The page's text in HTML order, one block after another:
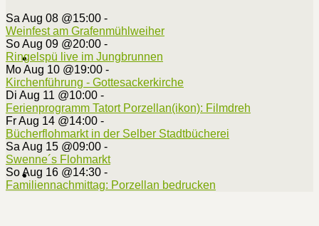
Sa Aug 08 @15:00 -
Weinfest am Grafenmühlweiher
So Aug 09 @20:00 -
Ringelspü live im Jungbrunnen
Mo Aug 10 @19:00 -
Kirchenführung - Gottesackerkirche
Di Aug 11 @10:00 -
Ferienprogramm Tatort Porzellan(ikon): Filmdreh
Fr Aug 14 @14:00 -
Bücherflohmarkt in der Selber Stadtbücherei
Sa Aug 15 @09:00 -
Swenne´s Flohmarkt
So Aug 16 @14:30 -
Familiennachmittag: Porzellan bedrucken